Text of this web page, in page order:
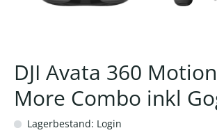
DJI Avata 360
More Combo inkl
Lagerbestand: Login